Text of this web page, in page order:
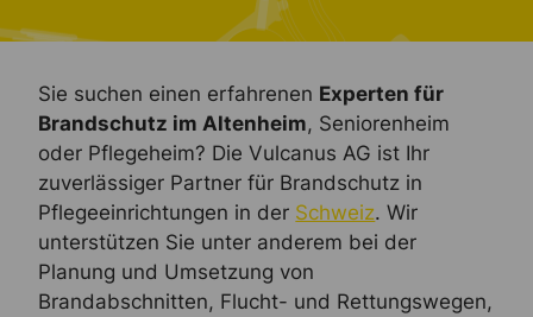
Sie suchen einen erfahrenen Experten für
Brandschutz im Altenheim, Seniorenheim
oder Pflegeheim? Die Vulcanus AG ist Ihr
zuverlässiger Partner für Brandschutz in
Pflegeeinrichtungen in der Schweiz. Wir
unterstützen Sie unter anderem bei der
Planung und Umsetzung von
Brandabschnitten, Flucht- und Rettungswegen,